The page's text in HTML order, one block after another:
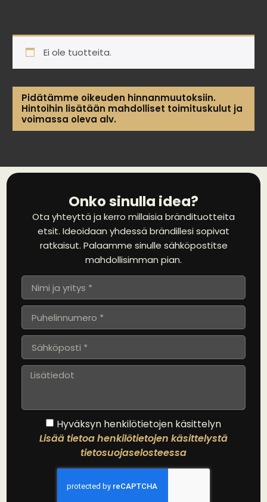
Ei ole tuotteita.
Pidätämme oikeuden hinnanmuutoksiin.
Hintoihin lisätään mahdolliset toimituskulut ja
voimassa oleva alv.
Onko sinulla idea?
Ota yhteyttä ja kerro millaisia brändituotteita
etsit. Ideoidaan yhdessä brändillesi sopivat
ratkaisut. Palaamme sinulle sähköpostitse
mahdollisimman pian.
Hyväksyn henkilötietojen käsittelyn
Lisää tietoa henkilötietojen käsittelystä
tietosuojaselosteessa